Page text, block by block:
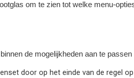
om te zien tot welke menu-
de mogelijkheden aan te
door op het einde van de regel